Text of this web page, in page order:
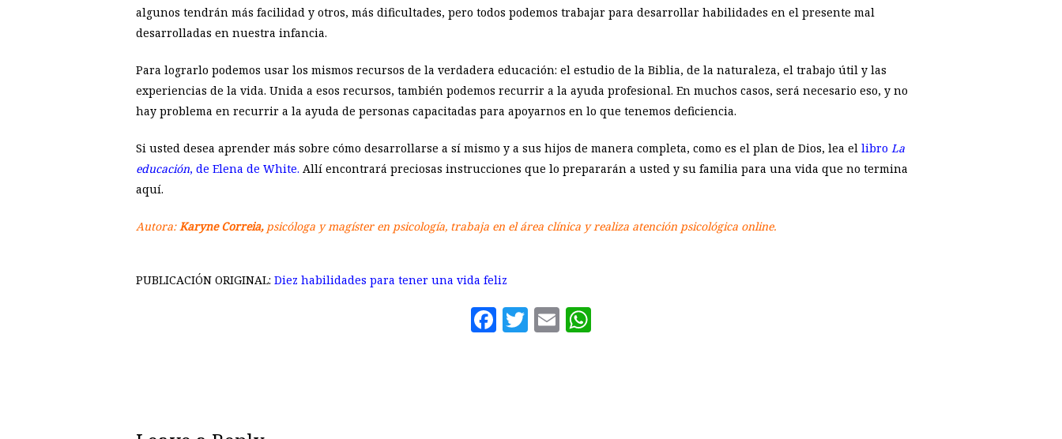
algunos tendrán más facilidad y otros, más dificultades, pero todos podemos trabajar para desarrollar habilidades en el presente mal
desarrolladas en nuestra infancia.
Para lograrlo podemos usar los mismos recursos de la verdadera educación: el estudio de la Biblia, de la naturaleza, el trabajo útil y las
experiencias de la vida. Unida a esos recursos, también podemos recurrir a la ayuda profesional. En muchos casos, será necesario eso, y no
hay problema en recurrir a la ayuda de personas capacitadas para apoyarnos en lo que tenemos deficiencia.
Si usted desea aprender más sobre cómo desarrollarse a sí mismo y a sus hijos de manera completa, como es el plan de Dios, lea el libro La
educación, de Elena de White. Allí encontrará preciosas instrucciones que lo prepararán a usted y su familia para una vida que no termina
aquí.
Autora:Karyne Correia,psicóloga y magíster en psicología, trabaja en el área clínica y realiza atención psicológica online.
PUBLICACIÓN ORIGINAL: Diez habilidades para tener una vida feliz
Facebook
Twitter
Email